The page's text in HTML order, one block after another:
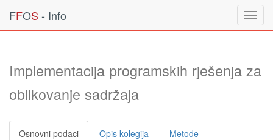
FFOS - Info
Implementacija programskih rješenja za
oblikovanje sadržaja
Osnovni podaci Opis kolegija Metode